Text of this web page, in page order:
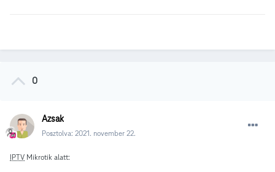
0
Azsak
Posztolva: 2021. november 22.
IPTV Mikrotik alatt: